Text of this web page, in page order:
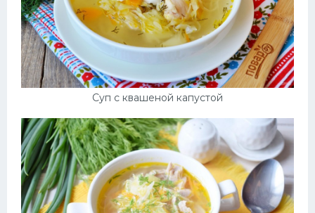
Суп с квашеной капустой